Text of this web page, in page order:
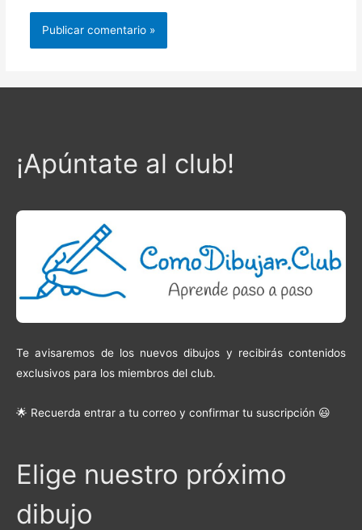
¡Apúntate al club!
Te avisaremos de los nuevos dibujos y recibirás contenidos
exclusivos para los miembros del club.
🌟 Recuerda entrar a tu correo y confirmar tu suscripción 😃
Elige nuestro próximo
dibujo